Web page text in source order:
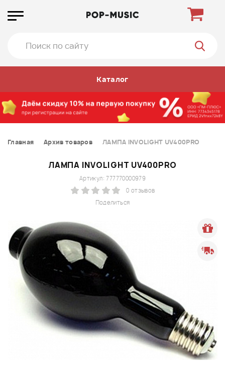
Каталог
Главная Архив товаров ЛАМПА INVOLIGHT UV400PRO
ЛАМПА INVOLIGHT UV400PRO
Поделиться
Артикул: 777770000979
0 отзывов